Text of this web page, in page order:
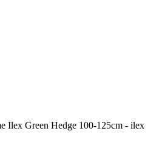
Ilex Green Hedge 100-125cm - ilex